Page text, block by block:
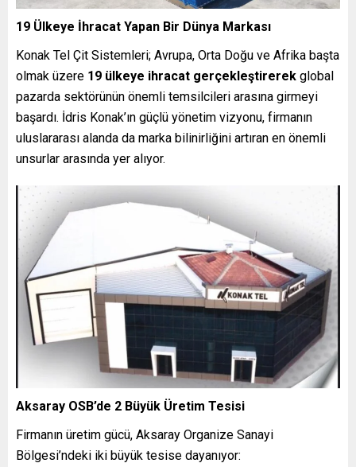
19 Ülkeye İhracat Yapan Bir Dünya Markası
Konak Tel Çit Sistemleri; Avrupa, Orta Doğu ve Afrika başta
olmak üzere 19 ülkeye ihracat gerçekleştirerek global
pazarda sektörünün önemli temsilcileri arasına girmeyi
başardı. İdris Konak’ın güçlü yönetim vizyonu, firmanın
uluslararası alanda da marka bilinirliğini artıran en önemli
unsurlar arasında yer alıyor.
Aksaray OSB’de 2 Büyük Üretim Tesisi
Firmanın üretim gücü, Aksaray Organize Sanayi
Bölgesi’ndeki iki büyük tesise dayanıyor: